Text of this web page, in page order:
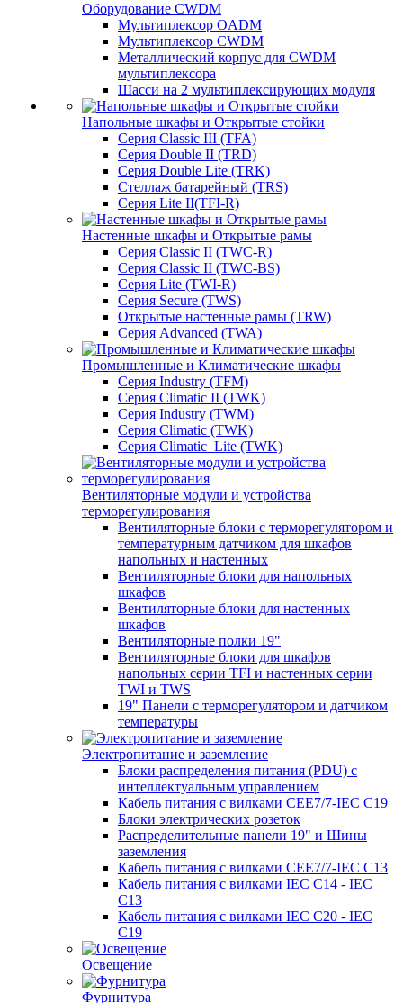
Оборудование CWDM
Мультиплекcор OADM
Мультиплексор CWDM
Металлический корпус для CWDM
мультиплексора
Шасси на 2 мультиплексирующих модуля
Напольные шкафы и Открытые стойки
Серия Classic III (TFA)
Серия Double II (TRD)
Серия Double Lite (TRK)
Стеллаж батарейный (TRS)
Серия Lite II(TFI-R)
Настенные шкафы и Открытые рамы
Серия Classic II (TWC-R)
Серия Classic II (TWC-BS)
Серия Lite (TWI-R)
Серия Secure (TWS)
Открытые настенные рамы (TRW)
Серия Advanced (TWA)
Промышленные и Климатические шкафы
Серия Industry (TFM)
Серия Climatic II (TWK)
Серия Industry (TWM)
Серия Climatic (TWK)
Серия Climatic_Lite (TWK)
Вентиляторные модули и устройства
терморегулирования
Вентиляторные блоки с терморегулятором и
температурным датчиком для шкафов
напольных и настенных
Вентиляторные блоки для напольных
шкафов
Вентиляторные блоки для настенных
шкафов
Вентиляторные полки 19"
Вентиляторные блоки для шкафов
напольных серии TFI и настенных серии
TWI и TWS
19" Панели с терморегулятором и датчиком
температуры
Электропитание и заземление
Блоки распределения питания (PDU) с
интеллектуальным управлением
Кабель питания с вилками CEE7/7-IEC C19
Блоки электрических розеток
Распределительные панели 19" и Шины
заземления
Кабель питания с вилками CEE7/7-IEC C13
Кабель питания с вилками IEC C14 - IEC
C13
Кабель питания с вилками IEC C20 - IEC
C19
Освещение
Фурнитура